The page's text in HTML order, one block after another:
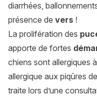
diarrhées,
présence de vers !
La prolifération des
apporte de fortes
chiens sont allergiques
allergique aux piqûres
traite lors d’une